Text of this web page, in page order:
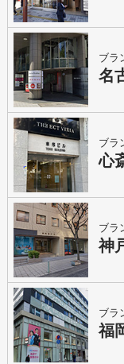
ブラ
名
ブラ
心
ブラ
神
ブラ
福